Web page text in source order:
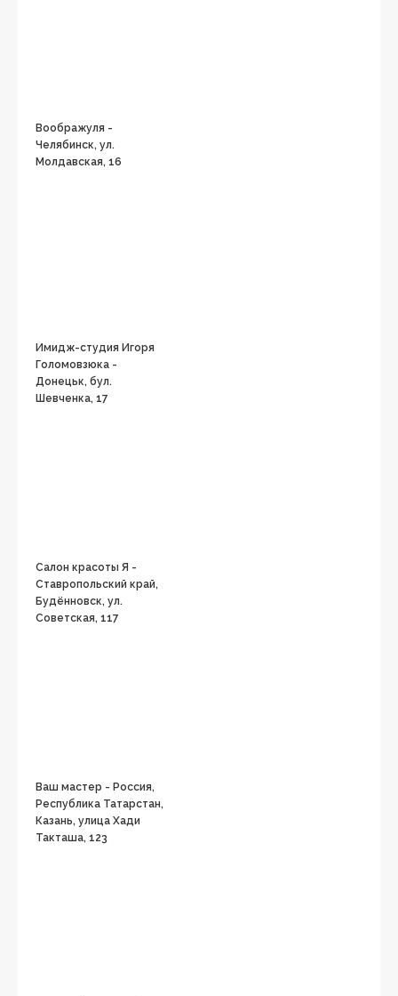
Воображуля -
Челябинск, ул.
Молдавская, 16
Имидж-студия Игоря
Голомовзюка -
Донецьк, бул.
Шевченка, 17
Салон красоты Я -
Ставропольский край,
Будённовск, ул.
Советская, 117
Ваш мастер - Россия,
Республика Татарстан,
Казань, улица Хади
Такташа, 123